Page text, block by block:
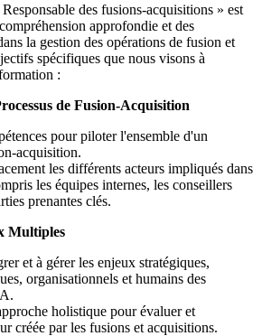
des fusions-acquisitions » est
approfondie et des
la gestion des opérations de fusion et
spécifiques que nous visons à
:
de Fusion-Acquisition
pour piloter l'ensemble d'un
acquisition.
les différents acteurs impliqués dans
les équipes internes, les conseillers
prenantes clés.
Multiples
et à gérer les enjeux stratégiques,
organisationnels et humains des
holistique pour évaluer et
créée par les fusions et acquisitions.